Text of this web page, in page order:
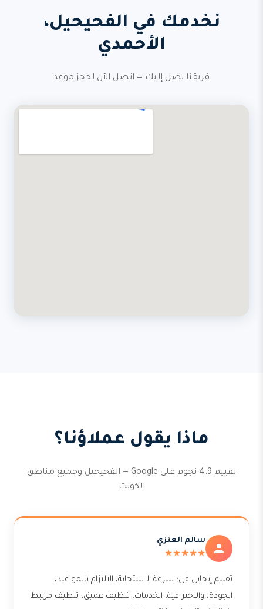
نخدمك في الفحيحيل،
الأحمدي
فريقنا يصل إليك — اتصل الآن لحجز موعد
ماذا يقول عملاؤنا؟
تقييم 4.9 نجوم على Google — الفحيحيل وجميع مناطق
الكويت
سالم العنزي
★★★★★
تقييم إيجابي في: سرعة الاستجابة، الالتزام بالمواعيد،
الجودة، والاحترافية. الخدمات: تنظيف عميق، تنظيف مرتبط